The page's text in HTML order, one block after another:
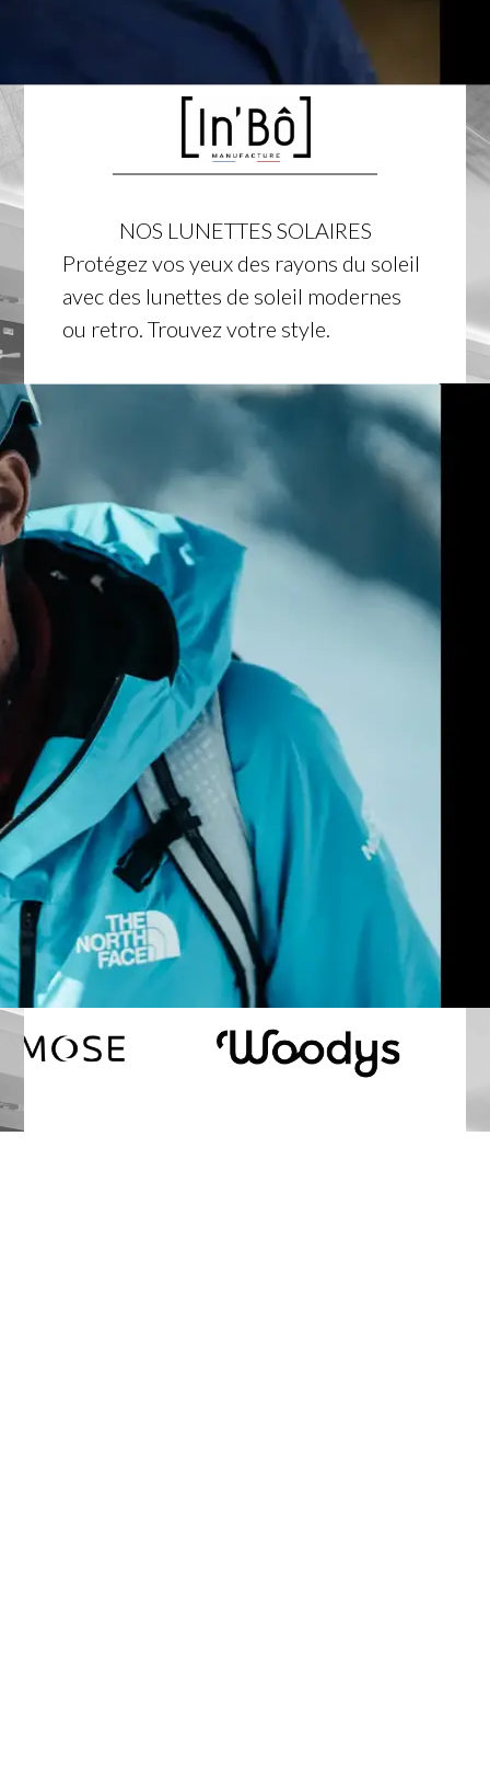
NOS LUNETTES SOLAIRES
Protégez vos yeux des rayons du soleil
avec des lunettes de soleil modernes
ou retro. Trouvez votre style.